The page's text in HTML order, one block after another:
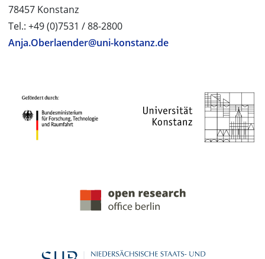
78457 Konstanz
Tel.: +49 (0)7531 / 88-2800
Anja.Oberlaender@uni-konstanz.de